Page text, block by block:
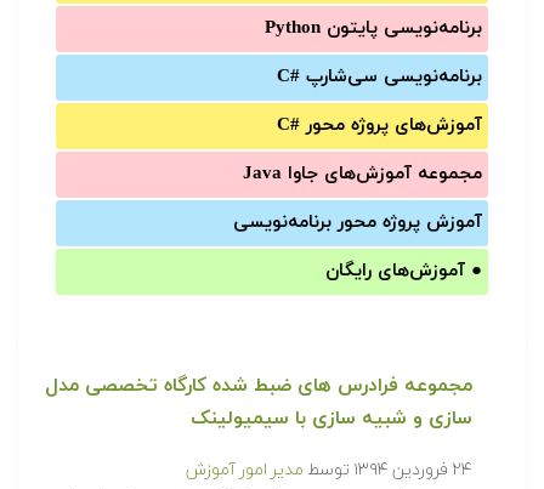
برنامه‌نویسی پایتون Python
برنامه‌‌نویسی سی‌شارپ C#‎
آموزش‌های پروژه محور #C
مجموعه آموزش‌های جاوا Java
آموزش‌ پروژه محور برنامه‌نویسی
● آموزش‌های رایگان
مجموعه فرادرس های ضبط شده کارگاه تخصصی مدل
سازی و شبیه سازی با سیمیولینک
۲۴ فروردین ۱۳۹۴ توسط مدیر امور آموزش